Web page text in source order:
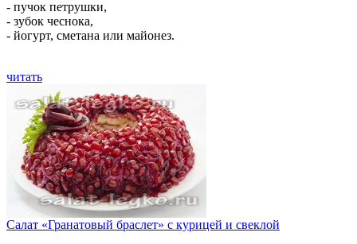
- пучок петрушки,
- зубок чеснока,
- йогурт, сметана или майонез.
читать
Салат «Гранатовый браслет» с курицей и свеклой